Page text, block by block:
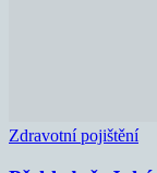
Zdravotní pojištění